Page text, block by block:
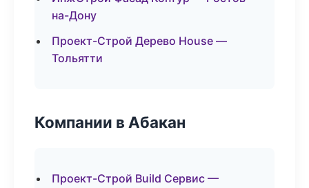
на-Дону
Проект-Строй Дерево House —
Тольятти
Компании в Абакан
Проект-Строй Build Сервис —